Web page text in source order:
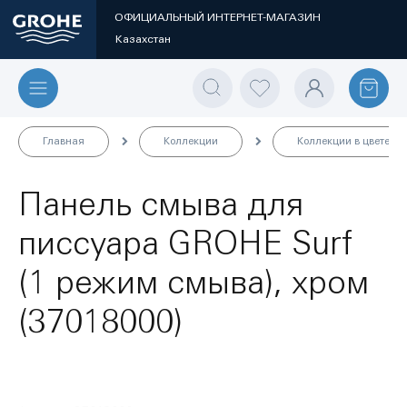
ОФИЦИАЛЬНЫЙ ИНТЕРНЕТ-МАГАЗИН
Казахстан
Главная Коллекции Коллекции в цвете
Панель смыва для
писсуара GROHE Surf
(1 режим смыва), хром
(37018000)